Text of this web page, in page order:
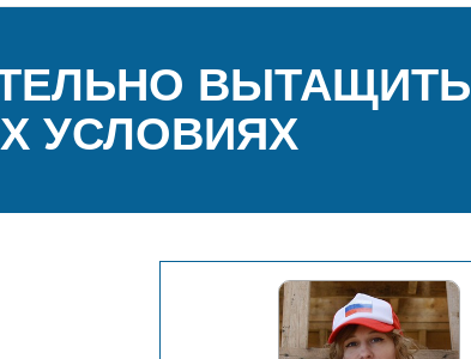
ВЫТАЩИТЬ
УСЛОВИЯХ